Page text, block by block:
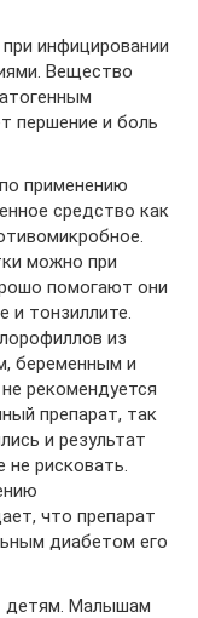
инфицировании
Вещество
першение и боль
применению
средство как
можно при
помогают они
и тонзиллите.
из
беременным и
рекомендуется
препарат, так
и результат
не рисковать.
что препарат
диабетом его
детям. Малышам